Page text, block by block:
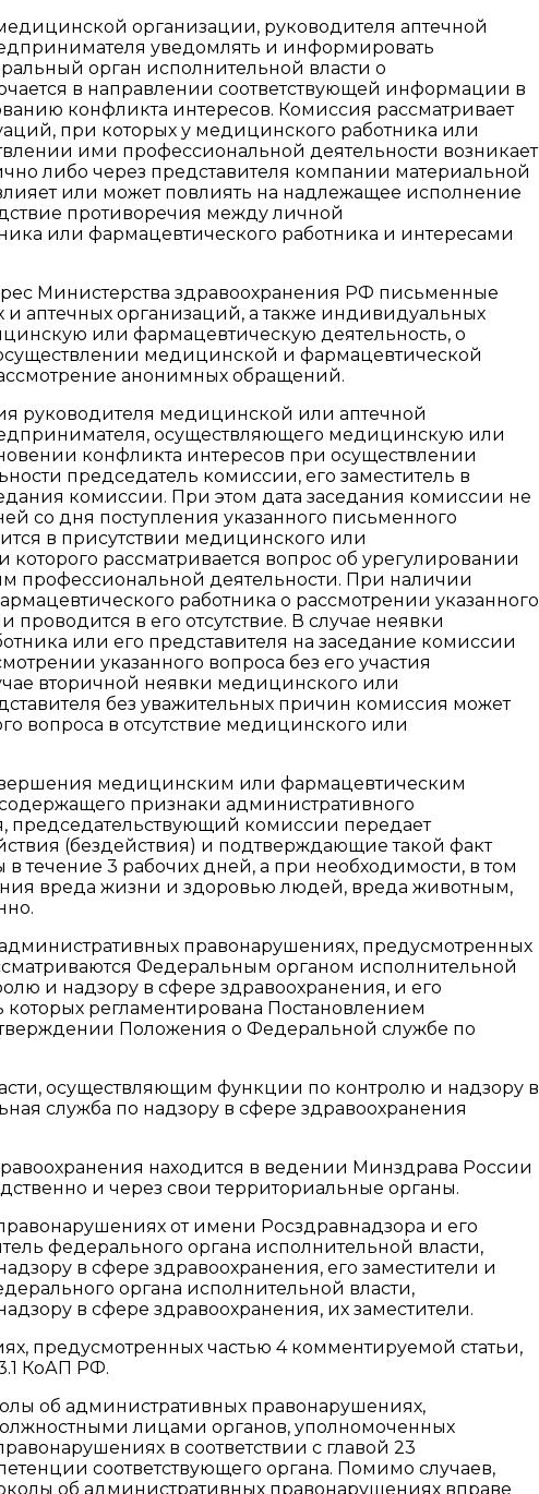
организации, руководителя аптечной
уведомлять и информировать
орган исполнительной власти о
в направлении соответствующей информации в
конфликта интересов. Комиссия рассматривает
при которых у медицинского работника или
ими профессиональной деятельности возникает
либо через представителя компании материальной
или может повлиять на надлежащее исполнение
противоречия между личной
или фармацевтического работника и интересами
Министерства здравоохранения РФ письменные
аптечных организаций, а также индивидуальных
или фармацевтическую деятельность, о
медицинской и фармацевтической
анонимных обращений.
руководителя медицинской или аптечной
осуществляющего медицинскую или
конфликта интересов при осуществлении
председатель комиссии, его заместитель в
комиссии. При этом дата заседания комиссии не
со дня поступления указанного письменного
в присутствии медицинского или
рассматривается вопрос об урегулировании
профессиональной деятельности. При наличии
работника о рассмотрении указанного
проводится в его отсутствие. В случае неявки
или его представителя на заседание комиссии
указанного вопроса без его участия
вторичной неявки медицинского или
без уважительных причин комиссия может
вопроса в отсутствие медицинского или
медицинским или фармацевтическим
признаки административного
председательствующий комиссии передает
(бездействия) и подтверждающие такой факт
течение 3 рабочих дней, а при необходимости, в том
вреда жизни и здоровью людей, вреда животным,
правонарушениях, предусмотренных
Федеральным органом исполнительной
и надзору в сфере здравоохранения, и его
регламентирована Постановлением
Положения о Федеральной службе по
осуществляющим функции по контролю и надзору в
служба по надзору в сфере здравоохранения
находится в ведении Минздрава России
и через свои территориальные органы.
от имени Росздравнадзора и его
федерального органа исполнительной власти,
в сфере здравоохранения, его заместители и
органа исполнительной власти,
в сфере здравоохранения, их заместители.
предусмотренных частью 4 комментируемой статьи,
КоАП РФ.
об административных правонарушениях,
лицами органов, уполномоченных
в соответствии с главой 23
соответствующего органа. Помимо случаев,
об административных правонарушениях вправе